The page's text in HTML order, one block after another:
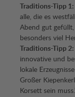
Traditions-Tipp 1:
alle, die es
Abend gut
besonders viel
Traditions-Tipp 2:
innovative und
lokale
Großer
Korsett sein